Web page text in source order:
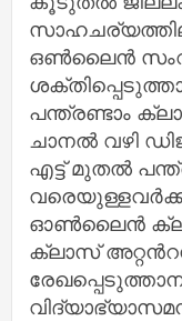
ഒൺലൈൻ
പന്ത്രണ്ടാം
ചാനൽ വഴി
എട്ട് മുതൽ
വരെയുള്ളവർക്ക്
ഓൺലൈൻ
ക്ലാസ്